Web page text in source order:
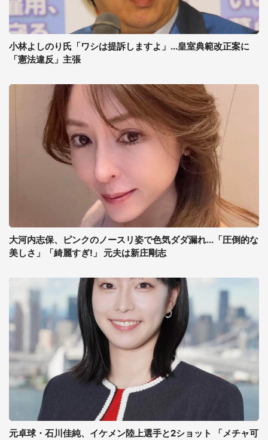
小林よしのり氏「ワシは提訴しますよ」...皇室典範改正案に
「憲法違反」主張
大河内志保、ピンクのノースリ姿で色気ダダ漏れ...「圧倒的な
美しさ」「綺麗すぎ!」 元夫は新庄剛志
元卓球・石川佳純、イケメン陸上選手と2ショット 「メチャ可